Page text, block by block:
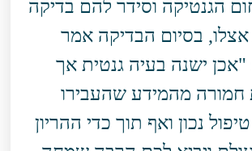
הגנטיקה וסידר להם בדיקה
בסיום הבדיקה אמר
"אכן ישנה בעיה גנטית אך
חמורה מהמידע שהעבירו
נכון ואף תוך כדי ההריון